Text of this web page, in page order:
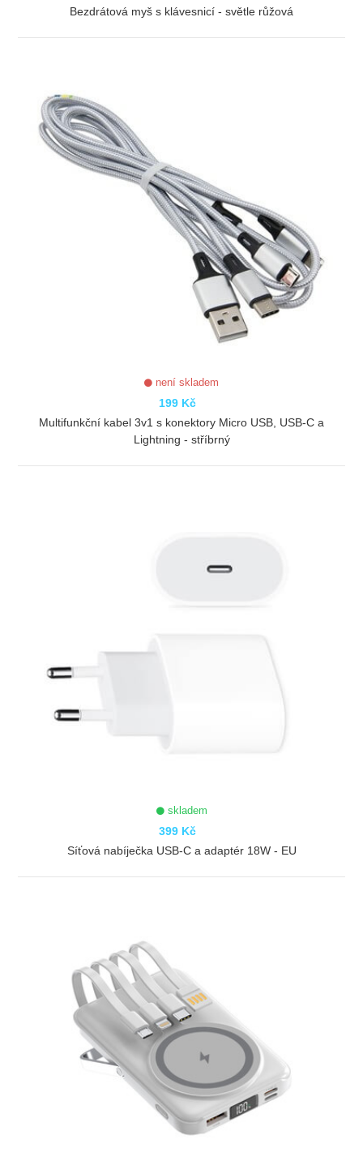
Bezdrátová myš s klávesnicí - světle růžová
není skladem
199 Kč
Multifunkční kabel 3v1 s konektory Micro USB, USB-C a
Lightning - stříbrný
skladem
399 Kč
Síťová nabíječka USB-C a adaptér 18W - EU